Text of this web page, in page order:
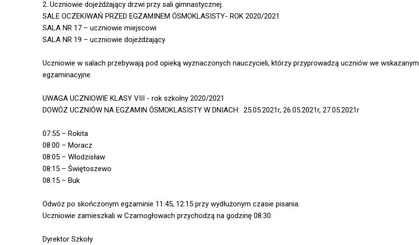
2. Uczniowie dojeżdżający drzwi przy sali gimnastycznej.
SALE OCZEKIWAŃ PRZED EGZAMINEM ÓSMOKLASISTY- ROK 2020/2021
SALA NR 17 – uczniowie miejscowi
SALA NR 19 – uczniowie dojeżdżający
Uczniowie w salach przebywają pod opieką wyznaczonych nauczycieli, którzy przyprowadzą uczniów we
egzaminacyjne.
UWAGA UCZNIOWIE KLASY VIII - rok szkolny 2020/2021
DOWÓZ UCZNIÓW NA EGZAMIN ÓSMOKLASISTY W DNIACH: 25.05.2021r, 26.05.2021r, 27.05.2021r
07:55 – Rokita
08:00 – Moracz
08:05 – Włodzisław
08:15 – Świętoszewo
08:15 – Buk
Odwóz po skończonym egzaminie 11:45, 12:15 przy wydłużonym czasie pisania.
Uczniowie zamieszkali w Czarnogłowach przychodzą na godzinę 08:30.
Dyrektor Szkoły